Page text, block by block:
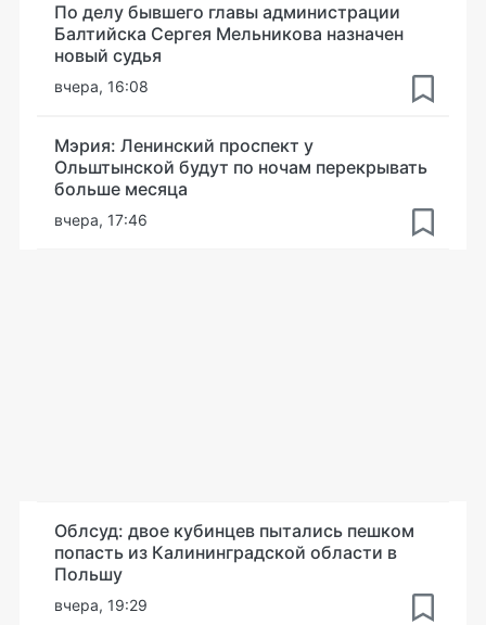
По делу бывшего главы администрации
Балтийска Сергея Мельникова назначен
новый судья
вчера, 16:08
Мэрия: Ленинский проспект у
Ольштынской будут по ночам перекрывать
больше месяца
вчера, 17:46
Облсуд: двое кубинцев пытались пешком
попасть из Калининградской области в
Польшу
вчера, 19:29